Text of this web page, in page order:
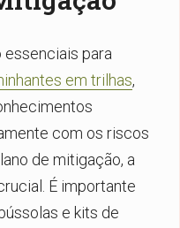
para
em trilhas,
com os riscos
de mitigação, a
É importante
e kits de